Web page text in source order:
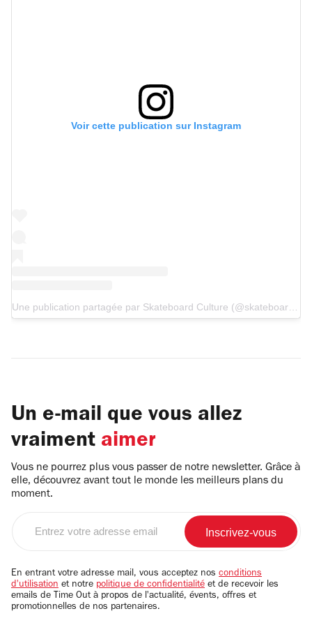
Voir cette publication sur Instagram
Une publication partagée par Skateboard Culture (@skateboard_culture)
Un e-mail que vous allez
vraiment aimer
Vous ne pourrez plus vous passer de notre newsletter. Grâce à
elle, découvrez avant tout le monde les meilleurs plans du
moment.
email
En entrant votre adresse mail, vous acceptez nos conditions
d'utilisation et notre politique de confidentialité et de recevoir les
emails de Time Out à propos de l'actualité, évents, offres et
promotionnelles de nos partenaires.